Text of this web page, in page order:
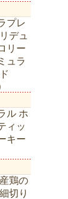
プレ
デュ
リー
ュラ
ル ホ
ィッ
キー
鶏の
切り